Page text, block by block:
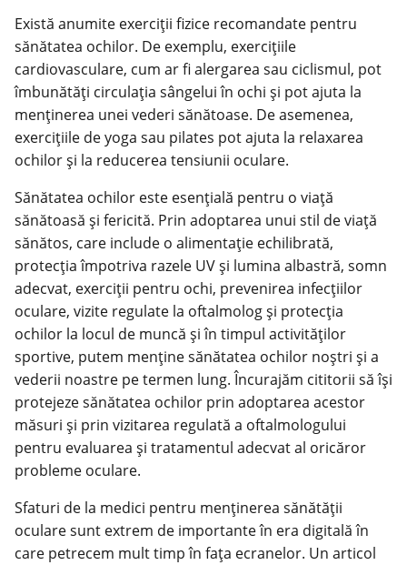
Există anumite exerciții fizice recomandate pentru
sănătatea ochilor. De exemplu, exercițiile
cardiovasculare, cum ar fi alergarea sau ciclismul, pot
îmbunătăți circulația sângelui în ochi și pot ajuta la
menținerea unei vederi sănătoase. De asemenea,
exercițiile de yoga sau pilates pot ajuta la relaxarea
ochilor și la reducerea tensiunii oculare.
Sănătatea ochilor este esențială pentru o viață
sănătoasă și fericită. Prin adoptarea unui stil de viață
sănătos, care include o alimentație echilibrată,
protecția împotriva razele UV și lumina albastră, somn
adecvat, exerciții pentru ochi, prevenirea infecțiilor
oculare, vizite regulate la oftalmolog și protecția
ochilor la locul de muncă și în timpul activităților
sportive, putem menține sănătatea ochilor noștri și a
vederii noastre pe termen lung. Încurajăm cititorii să își
protejeze sănătatea ochilor prin adoptarea acestor
măsuri și prin vizitarea regulată a oftalmologului
pentru evaluarea și tratamentul adecvat al oricăror
probleme oculare.
Sfaturi de la medici pentru menținerea sănătății
oculare sunt extrem de importante în era digitală în
care petrecem mult timp în fața ecranelor. Un articol